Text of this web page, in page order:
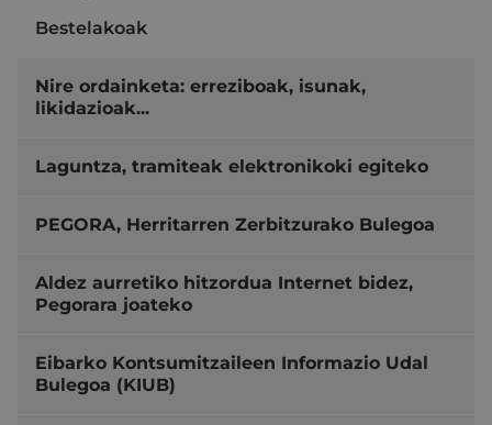
Bestelakoak
Nire ordainketa: erreziboak, isunak,
likidazioak...
Laguntza, tramiteak elektronikoki egiteko
PEGORA, Herritarren Zerbitzurako Bulegoa
Aldez aurretiko hitzordua Internet bidez,
Pegorara joateko
Eibarko Kontsumitzaileen Informazio Udal
Bulegoa (KIUB)